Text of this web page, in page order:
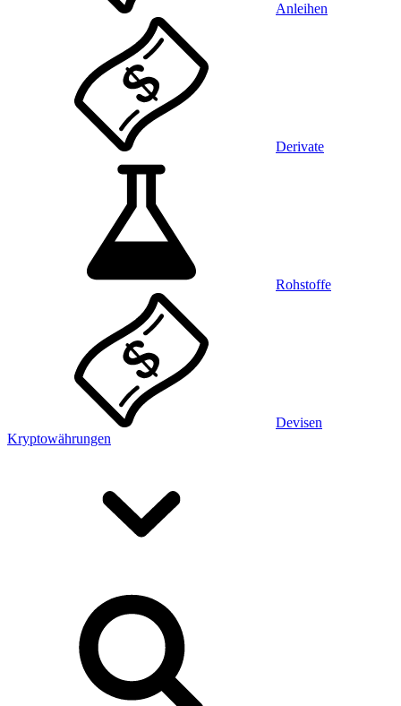
Anleihen
Derivate
Rohstoffe
Devisen
Kryptowährungen